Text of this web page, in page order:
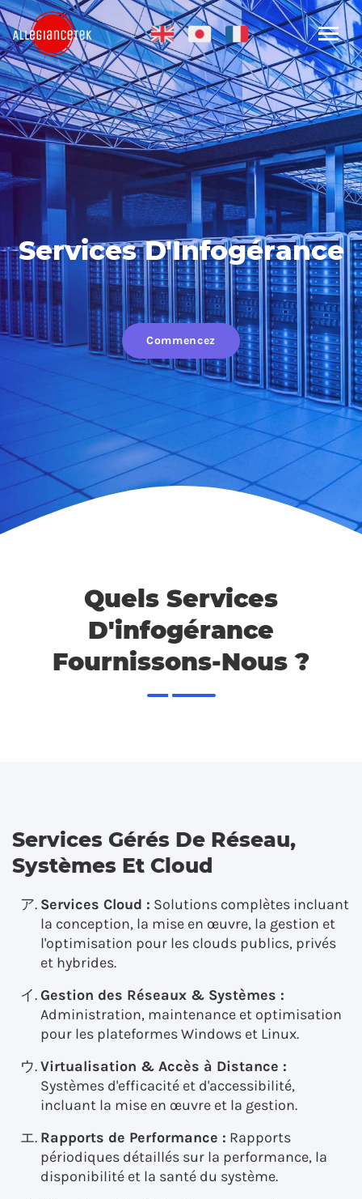
Services D'Infogérance
Commencez
Quels Services
D'infogérance
Fournissons-Nous ?
Services Gérés De Réseau,
Systèmes Et Cloud
Services Cloud : Solutions complètes incluant
la conception, la mise en œuvre, la gestion et
l'optimisation pour les clouds publics, privés
et hybrides.
Gestion des Réseaux & Systèmes :
Administration, maintenance et optimisation
pour les plateformes Windows et Linux.
Virtualisation & Accès à Distance :
Systèmes d'efficacité et d'accessibilité,
incluant la mise en œuvre et la gestion.
Rapports de Performance : Rapports
périodiques détaillés sur la performance, la
disponibilité et la santé du système.